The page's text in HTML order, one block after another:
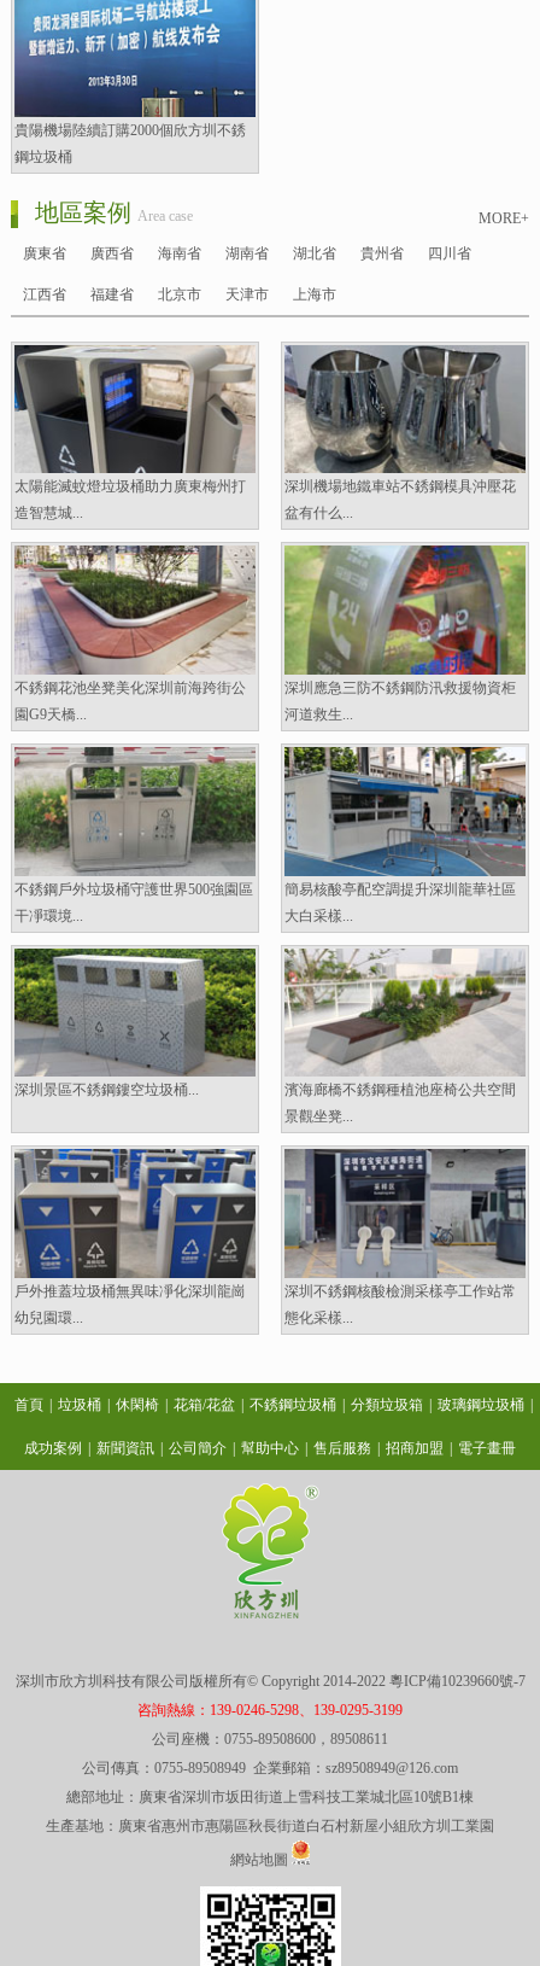
貴陽機場陸續訂購2000個欣方圳不銹
鋼垃圾桶
MORE+
地區案例 Area case
廣東省 廣西省 海南省 湖南省 湖北省 貴州省 四川省
江西省 福建省 北京市 天津市 上海市
太陽能滅蚊燈垃圾桶助力廣東梅州打
造智慧城...
深圳機場地鐵車站不銹鋼模具沖壓花
盆有什么...
不銹鋼花池坐凳美化深圳前海跨街公
園G9天橋...
深圳應急三防不銹鋼防汛救援物資柜
河道救生...
不銹鋼戶外垃圾桶守護世界500強園區
干凈環境...
簡易核酸亭配空調提升深圳龍華社區
大白采樣...
深圳景區不銹鋼鏤空垃圾桶...
濱海廊橋不銹鋼種植池座椅公共空間
景觀坐凳...
戶外推蓋垃圾桶無異味凈化深圳龍崗
幼兒園環...
深圳不銹鋼核酸檢測采樣亭工作站常
態化采樣...
首頁 垃圾桶 休閑椅 花箱/花盆 不銹鋼垃圾桶 分類垃圾箱 玻璃鋼垃圾桶
成功案例 新聞資訊 公司簡介 幫助中心 售后服務 招商加盟 電子畫冊
深圳市欣方圳科技有限公司版權所有© Copyright 2014-2022 粵ICP備10239660號-7
咨詢熱線：139-0246-5298、139-0295-3199
公司座機：0755-89508600，89508611
公司傳真：0755-89508949 企業郵箱：sz89508949@126.com
總部地址：廣東省深圳市坂田街道上雪科技工業城北區10號B1棟
生產基地：廣東省惠州市惠陽區秋長街道白石村新屋小組欣方圳工業園
網站地圖